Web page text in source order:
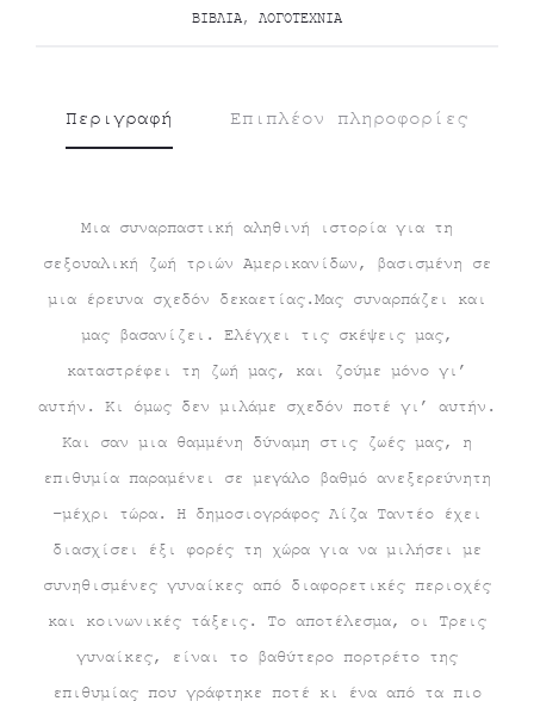
ΒΙΒΛΊΑ, ΛΟΓΟΤΕΧΝΊΑ
Περιγραφή Επιπλέον πληροφορίες
Μια συναρπαστική αληθινή ιστορία για τη
σεξουαλική ζωή τριών Αμερικανίδων, βασισμένη σε
μια έρευνα σχεδόν δεκαετίας.Μας συναρπάζει και
μας βασανίζει. Ελέγχει τις σκέψεις μας,
καταστρέφει τη ζωή μας, και ζούμε μόνο γι’
αυτήν. Κι όμως δεν μιλάμε σχεδόν ποτέ γι’ αυτήν.
Και σαν μια θαμμένη δύναμη στις ζωές μας, η
επιθυμία παραμένει σε μεγάλο βαθμό ανεξερεύνητη
–μέχρι τώρα. Η δημοσιογράφος Λίζα Ταντέο έχει
διασχίσει έξι φορές τη χώρα για να μιλήσει με
συνηθισμένες γυναίκες από διαφορετικές περιοχές
και κοινωνικές τάξεις. Το αποτέλεσμα, οι Τρεις
γυναίκες, είναι το βαθύτερο πορτρέτο της
επιθυμίας που γράφτηκε ποτέ κι ένα από τα πιο